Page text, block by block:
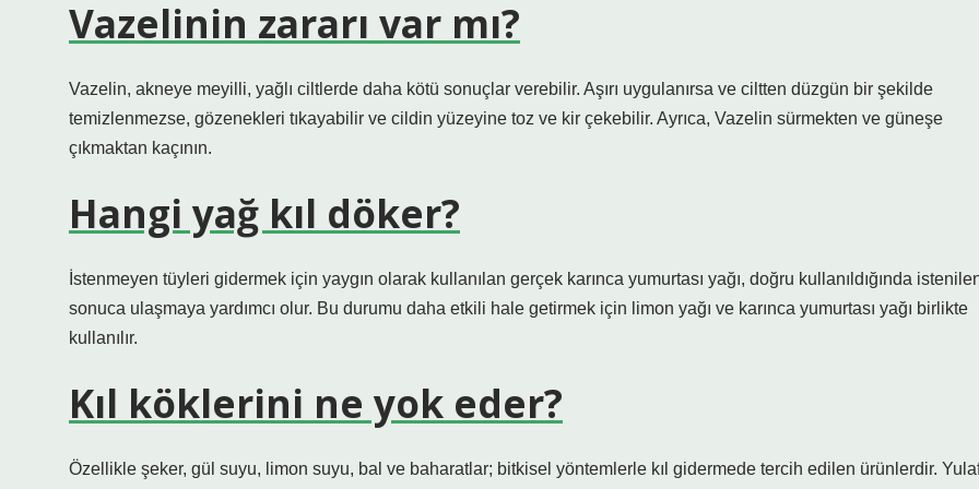
Vazelinin zararı var mı?
Vazelin, akneye meyilli, yağlı ciltlerde daha kötü sonuçlar verebilir. Aşırı uygulanırsa ve ciltten düzgün bir şekilde
temizlenmezse, gözenekleri tıkayabilir ve cildin yüzeyine toz ve kir çekebilir. Ayrıca, Vazelin sürmekten ve güneşe
çıkmaktan kaçının.
Hangi yağ kıl döker?
İstenmeyen tüyleri gidermek için yaygın olarak kullanılan gerçek karınca yumurtası yağı, doğru kullanıldığında
sonuca ulaşmaya yardımcı olur. Bu durumu daha etkili hale getirmek için limon yağı ve karınca yumurtası yağı birlikte
kullanılır.
Kıl köklerini ne yok eder?
Özellikle şeker, gül suyu, limon suyu, bal ve baharatlar; bitkisel yöntemlerle kıl gidermede tercih edilen ürünlerdir.